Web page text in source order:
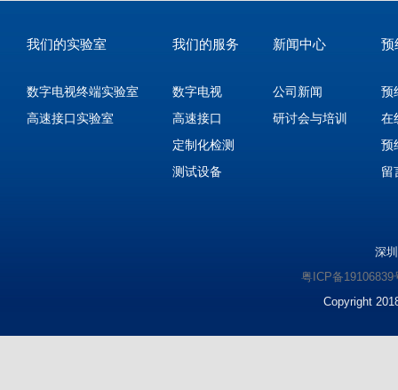
我们的实验室
数字电视终端实验室
高速接口实验室
我们的服务
数字电视
高速接口
定制化检测
测试设备
新闻中心
公司新闻
研讨会与培训
预
预
在
预
留
深
粤ICP备19106839
Copyright